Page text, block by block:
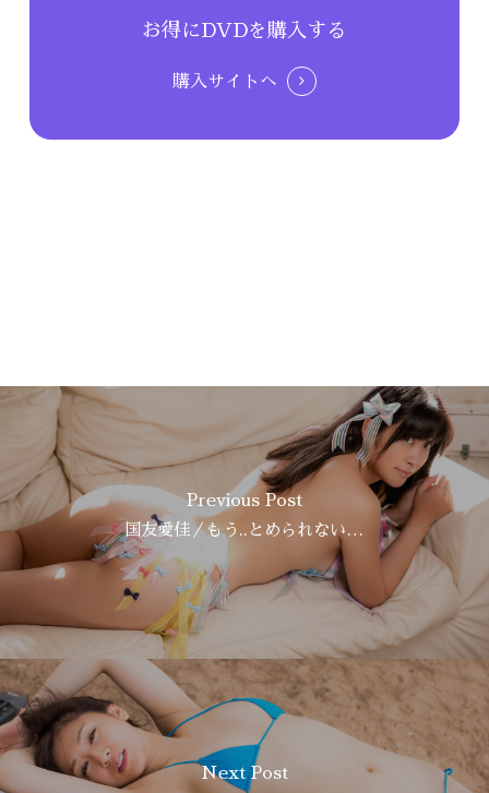
お得にDVDを購入する
購入サイトへ
Previous Post
国友愛佳／もう..とめられない…
Next Post